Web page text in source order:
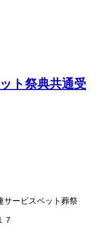
ト祭典共通受
サービスペット葬祭
７